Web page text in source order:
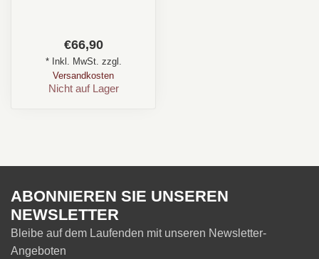
€66,90
* Inkl. MwSt. zzgl.
Versandkosten
Nicht auf Lager
ABONNIEREN SIE UNSEREN
NEWSLETTER
Bleibe auf dem Laufenden mit unseren Newsletter-
Angeboten